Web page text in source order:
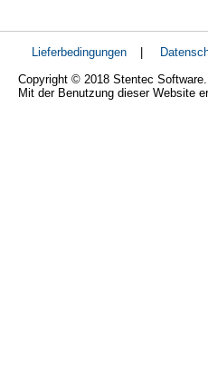
Lieferbedingungen
Copyright © 2018 Stentec
Mit der Benutzung dieser Website